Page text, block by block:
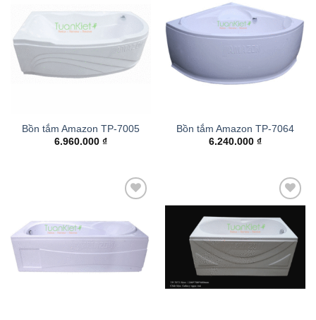
wishlist
Bồn tắm Amazon TP-7005
6.960.000 ₫
wishlist
Bồn tắm Amazon TP-7064
6.240.000 ₫
wishlist